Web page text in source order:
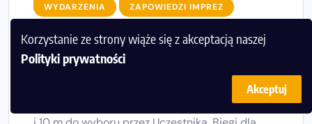
Korzystanie ze strony wiąże się z akceptacją naszej
Polityki prywatności
Akceptuj
WYDARZENIA ZAPOWIEDZI IMPREZ
Białystok Biega 22 września
2013r.
Szybka, atestowana trasa, dwa dystanse: 5 km